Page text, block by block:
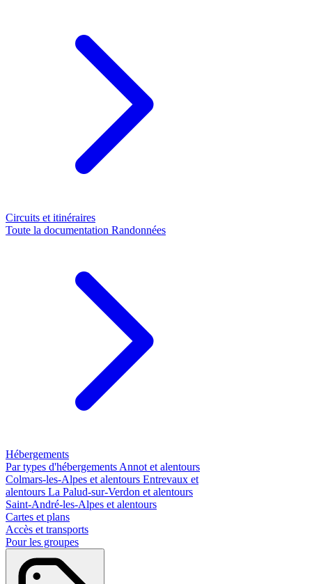
Circuits et itinéraires
Toute la documentation Randonnées
Hébergements
Par types d'hébergements Annot et alentours
Colmars-les-Alpes et alentours Entrevaux et
alentours La Palud-sur-Verdon et alentours
Saint-André-les-Alpes et alentours
Cartes et plans
Accès et transports
Pour les groupes